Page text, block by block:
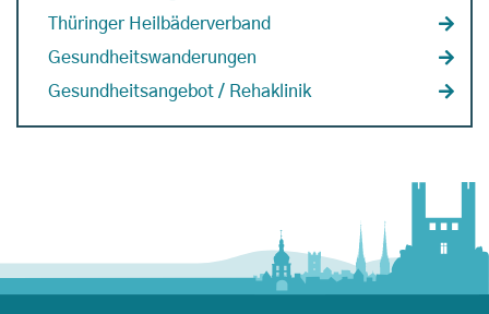
Thüringer Heilbäderverband
Gesundheitswanderungen
Gesundheitsangebot / Rehaklinik